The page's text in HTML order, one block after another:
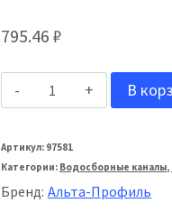
795.46 ₽
Количество
Альта-
Профиль
Решётка
В
Артикул: 97581
Категории: Водосборные каналы,
Бренд: Альта-Профиль